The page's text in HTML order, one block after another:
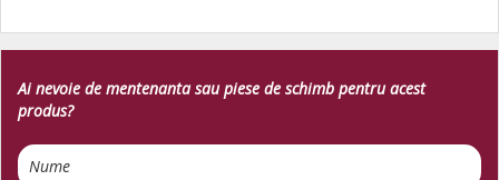
Ai nevoie de mentenanta sau piese de schimb pentru acest
produs?